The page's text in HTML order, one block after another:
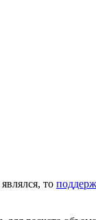
то